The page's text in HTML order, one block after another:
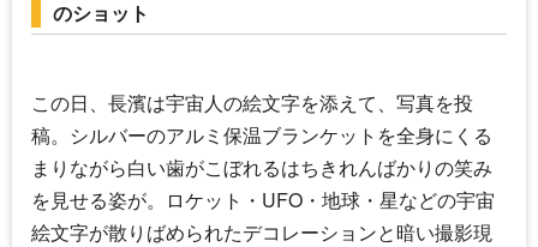
のショット
この日、長濱は宇宙人の絵文字を添えて、写真を投
稿。シルバーのアルミ保温ブランケットを全身にくる
まりながら白い歯がこぼれるはちきれんばかりの笑み
を見せる姿が。ロケット・UFO・地球・星などの宇宙
絵文字が散りばめられたデコレーションと暗い撮影現